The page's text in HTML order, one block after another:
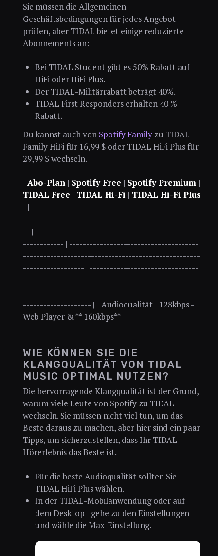
Sie müssen die Allgemeinen
Geschäftsbedingungen für jedes Angebot
prüfen, aber TIDAL bietet einige reduzierte
Abonnements an:
Bei TIDAL Student gibt es 50% Rabatt auf
HiFi oder HiFi Plus.
Der TIDAL-Militärrabatt beträgt 40%.
TIDAL First Responders erhalten 40 %
Rabatt.
Du kannst auch von Spotify Familyzu TIDAL
Family HiFi für 16,99 $ oder TIDAL HiFi Plus für
29,99 $ wechseln.
| Abo-Plan| Spotify Free | Spotify Premium|
TIDAL Free | TIDAL Hi-Fi | TIDAL Hi-Fi Plus
| | ------------- | -----------------------------------
----------------------------------------------------
-- | ------------------------------------------------
------------ | --------------------------------------
----------------------------------------------------
------------------ | --------------------------------
----------------------------------------------------
------------------ | --------------------------------
-------------------- | | Audioqualität | 128kbps -
Web Player & ** 160kbps**
WIE KÖNNEN SIE DIE
KLANGQUALITÄT VON TIDAL
MUSIC OPTIMAL NUTZEN?
Die hervorragende Klangqualität ist der Grund,
warum viele Leute von Spotify zu TIDAL
wechseln. Sie müssen nicht viel tun, um das
Beste daraus zu machen, aber hier sind ein paar
Tipps, um sicherzustellen, dass Ihr TIDAL-
Hörerlebnis das Beste ist.
Für die beste Audioqualität sollten Sie
TIDAL HiFi Plus wählen.
In der TIDAL-Mobilanwendung oder auf
dem Desktop - gehe zu den Einstellungen
und wähle die Max-Einstellung.